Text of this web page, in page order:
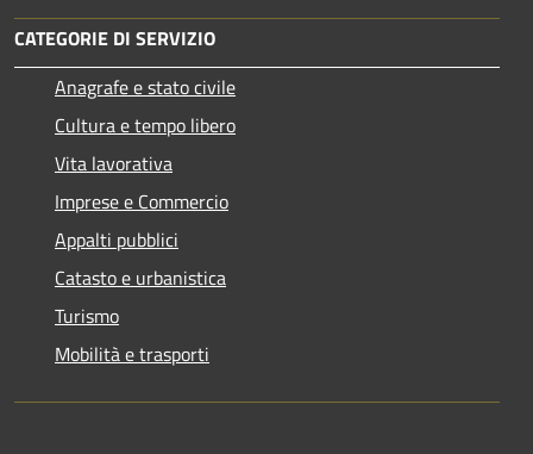
CATEGORIE DI SERVIZIO
Anagrafe e stato civile
Cultura e tempo libero
Vita lavorativa
Imprese e Commercio
Appalti pubblici
Catasto e urbanistica
Turismo
Mobilità e trasporti